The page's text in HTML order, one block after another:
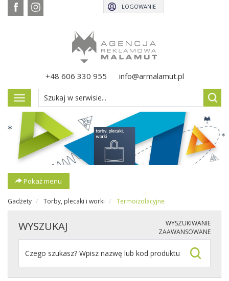
+48 606 330 955 info@armalamut.pl
LOGOWANIE
Pokaż
menu
Pokaż menu
Gadżety Torby, plecaki i worki Termoizolacyjne
WYSZUKAJ
WYSZUKIWANIE
ZAAWANSOWANE